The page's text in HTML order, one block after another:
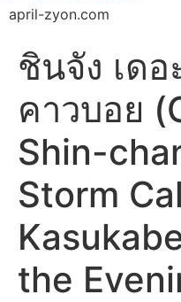
april-zyon.com
ชินจัง เด
คาวบอย
Shin-
Storm
the